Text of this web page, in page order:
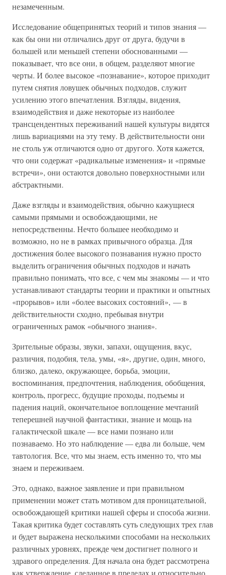
незамеченным.
Исследование общепринятых теорий и типов знания —
как бы они ни отличались друг от друга, будучи в
большей или меньшей степени обоснованными —
показывает, что все они, в общем, разделяют многие
черты. И более высокое «познавание», которое приходит
путем снятия ловушек обычных подходов, служит
усилению этого впечатления. Взгляды, видения,
взаимодействия и даже некоторые из наиболее
трансцендентных переживаний нашей культуры видятся
лишь вариациями на эту тему. В действительности они
не столь уж отличаются одно от другого. Хотя кажется,
что они содержат «радикальные изменения» и «прямые
встречи», они остаются довольно поверхностными или
абстрактными.
Даже взгляды и взаимодействия, обычно кажущиеся
самыми прямыми и освобождающими, не
непосредственны. Нечто большее необходимо и
возможно, но не в рамках привычного образца. Для
достижения более высокого познавания нужно просто
выделить ограничения обычных подходов и начать
правильно понимать, что все, с чем мы знакомы — и что
устанавливают стандарты теории и практики и опытных
«прорывов» или «более высоких состояний», — в
действительности сходно, пребывая внутри
ограниченных рамок «обычного знания».
Зрительные образы, звуки, запахи, ощущения, вкус,
различия, подобия, тела, умы, «я», другие, один, много,
близко, далеко, окружающее, борьба, эмоции,
воспоминания, предпочтения, наблюдения, обобщения,
контроль, прогресс, будущие проходы, подъемы и
падения наций, окончательное воплощение мечтаний
теперешней научной фантастики, знание и мощь на
галактической шкале — все нами познано или
познаваемо. Но это наблюдение — едва ли больше, чем
тавтология. Все, что мы знаем, есть именно то, что мы
знаем и переживаем.
Это, однако, важное заявление и при правильном
применении может стать мотивом для проницательной,
освобождающей критики нашей сферы и способа жизни.
Такая критика будет составлять суть следующих трех глав
и будет выражена несколькими способами на нескольких
различных уровнях, прежде чем достигнет полного и
здравого определения. Для начала она будет рассмотрена
как утверждение, сделанное в пределах и относительно